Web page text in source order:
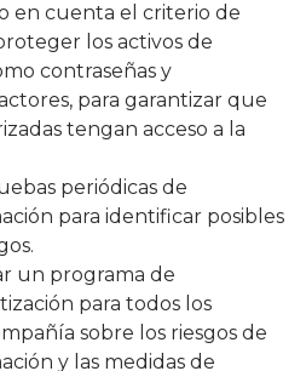
en cuenta el criterio de
los activos de
contraseñas y
para garantizar que
tengan acceso a la
periódicas de
para identificar posibles
un programa de
para todos los
sobre los riesgos de
y las medidas de